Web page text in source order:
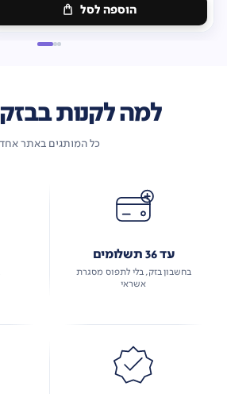
הוספה לסל
למה לקנות
כל המותגים באתר אחד
עד 36 תשלומים
בחשבון בזק, בלי לתפוס מסגרת
אשראי